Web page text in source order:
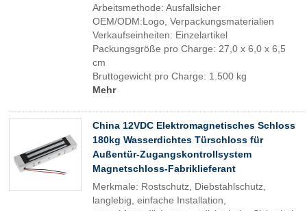
Arbeitsmethode: Ausfallsicher
OEM/ODM:Logo, Verpackungsmaterialien
Verkaufseinheiten: Einzelartikel
Packungsgröße pro Charge: 27,0 x 6,0 x 6,5
cm
Bruttogewicht pro Charge: 1.500 kg
Mehr
China 12VDC Elektromagnetisches Schloss
180kg Wasserdichtes Türschloss für
Außentür-Zugangskontrollsystem
Magnetschloss-Fabriklieferant
Merkmale: Rostschutz, Diebstahlschutz,
langlebig, einfache Installation,